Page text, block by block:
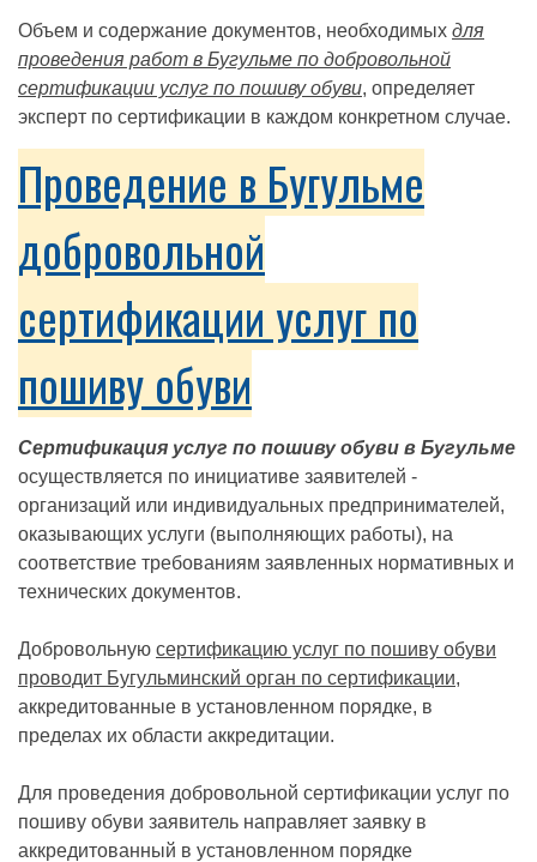
Объем и содержание документов, необходимых для
проведения работ в Бугульме по добровольной
сертификации услуг по пошиву обуви, определяет
эксперт по сертификации в каждом конкретном случае.
Проведение в Бугульме
добровольной
сертификации услуг по
пошиву обуви
Сертификация услуг по пошиву обуви в Бугульме
осуществляется по инициативе заявителей -
организаций или индивидуальных предпринимателей,
оказывающих услуги (выполняющих работы), на
соответствие требованиям заявленных нормативных и
технических документов.
Добровольную сертификацию услуг по пошиву обуви
проводит Бугульминский орган по сертификации,
аккредитованные в установленном порядке, в
пределах их области аккредитации.
Для проведения добровольной сертификации услуг по
пошиву обуви заявитель направляет заявку в
аккредитованный в установленном порядке